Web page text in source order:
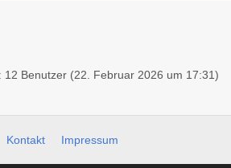
12 Benutzer (22. Februar 2026 um 17:31)
Kontakt Impressum